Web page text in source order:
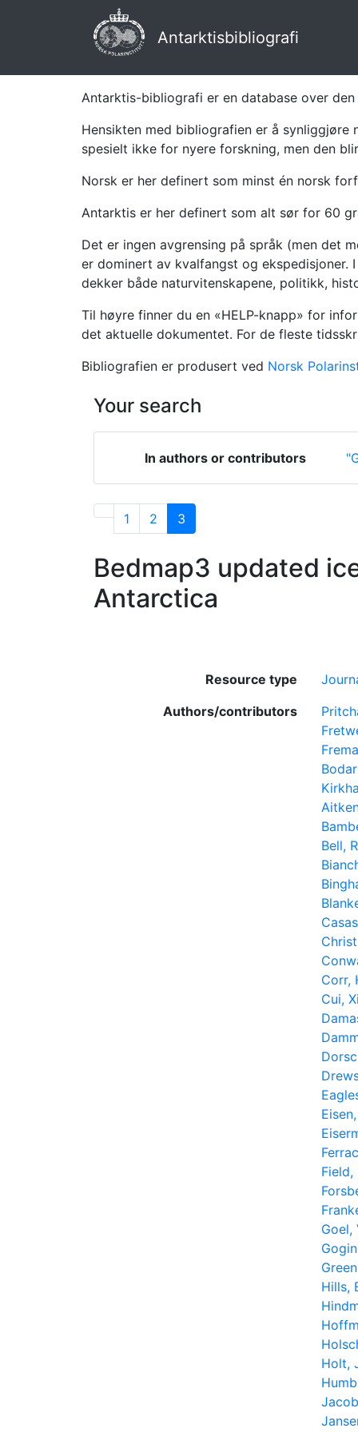
Antarktisbibliografi
Antarktis-bibliografi er en database over
Hensikten med bibliografien er å
spesielt ikke for nyere forskning, men den
Norsk er her definert som minst én norsk
Antarktis er her definert som alt sør for 60
Det er ingen avgrensing på språk (men det
er dominert av kvalfangst og ekspedisjoner.
dekker både naturvitenskapene, politikk,
Til høyre finner du en «HELP-knapp» for
det aktuelle dokumentet. For de fleste
Bibliografien er produsert ved Norsk
Your search
In authors or contributors
1 2 3
Bedmap3 updated
Antarctica
Resource type
Authors/contributors
Bell,
Corr,
Cui,
Field,
Goel,
Hills,
Holt,